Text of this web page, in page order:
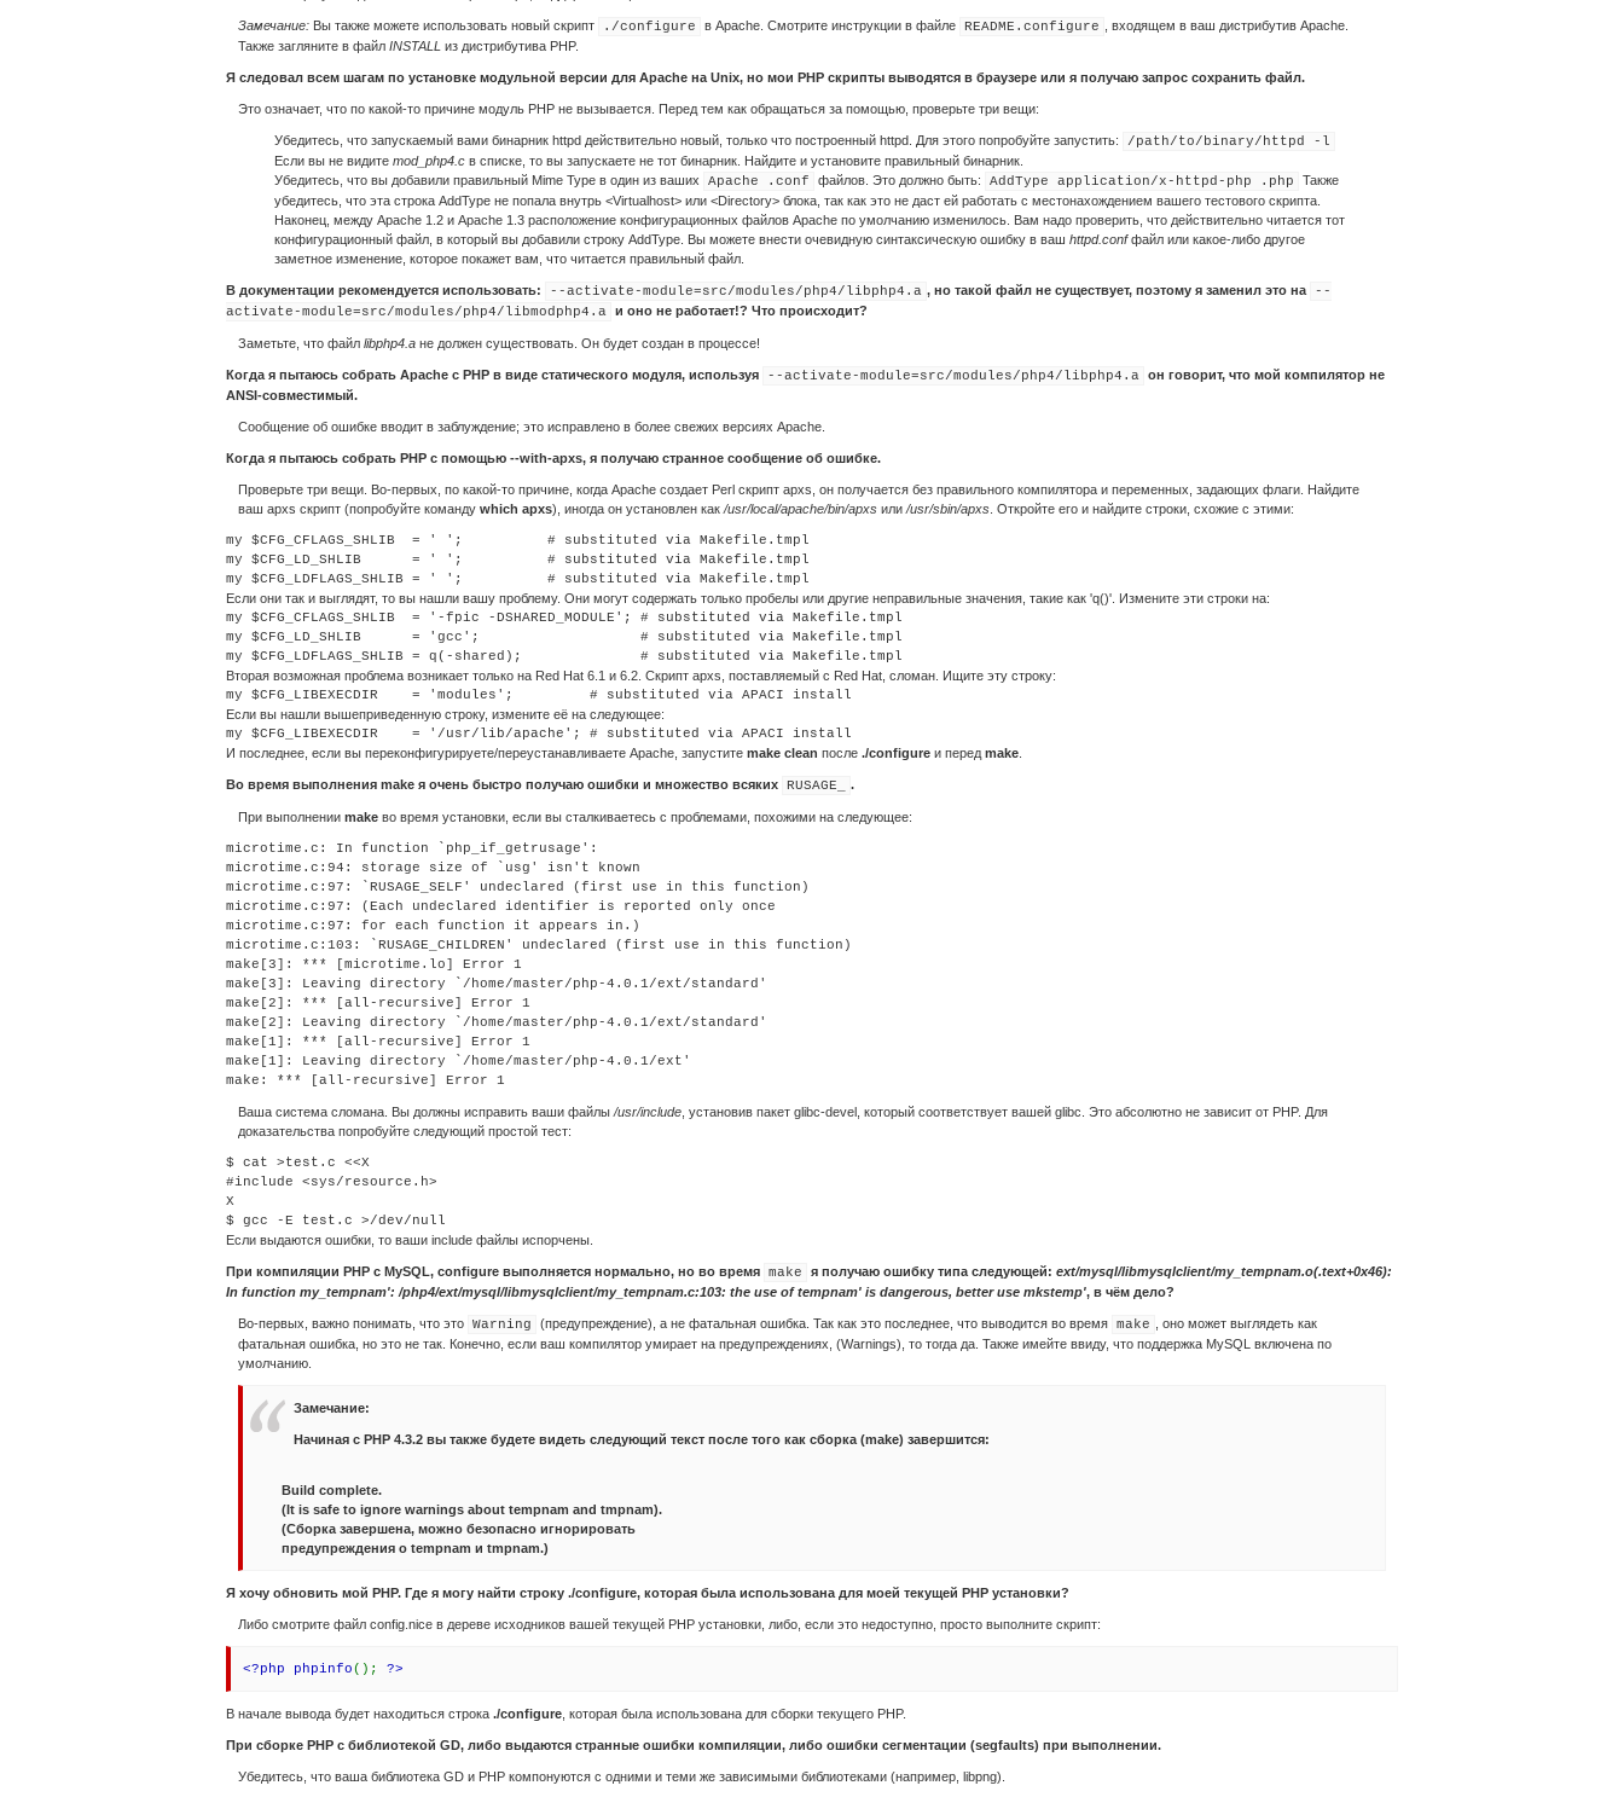
Замечание: Вы также можете использовать новый скрипт ./configure в Apache. Смотрите инструкции в файле README.configure
, входящем в ваш дистрибутив Apache.
Также загляните в файл INSTALL из дистрибутива PHP.
Я следовал всем шагам по установке модульной версии для Apache на Unix, но мои PHP скрипты выводятся в браузере или я получаю запрос сохранить файл.
Это означает, что по какой-то причине модуль PHP не вызывается. Перед тем как обращаться за помощью, проверьте три вещи:
Убедитесь, что запускаемый вами бинарник httpd действительно новый, только что построенный httpd. Для этого попробуйте запустить:
/path/to/binary/httpd -l
Если вы не видите mod_php4.c в списке, то вы запускаете не тот бинарник. Найдите и установите правильный бинарник.
Убедитесь, что вы добавили правильный Mime Type в один из ваших
Apache .conf файлов. Это должно быть: AddType application/x-httpd-php .php
Также
убедитесь, что эта строка AddType не попала внутрь <Virtualhost> или <Directory> блока, так как это не даст ей работать с местонахождением вашего тестового скрипта.
Наконец, между Apache 1.2 и Apache 1.3 расположение конфигурационных файлов Apache по умолчанию изменилось. Вам надо проверить, что действительно читается тот
конфигурационный файл, в который вы добавили строку AddType. Вы можете внести очевидную синтаксическую ошибку в ваш httpd.confфайл или какое-либо другое
заметное изменение, которое покажет вам, что читается правильный файл.
В документации рекомендуется использовать: --activate-module=src/modules/php4/libphp4.a , но такой файл не существует, поэтому я заменил это на
--
activate-module=src/modules/php4/libmodphp4.a и оно не работает!? Что происходит?
Заметьте, что файл libphp4.a не должен существовать. Он будет создан в процессе!
Когда я пытаюсь собрать Apache c PHP в виде статического модуля, используя --activate-module=src/modules/php4/libphp4.a он говорит, что мой компилятор не
ANSI-совместимый.
Сообщение об ошибке вводит в заблуждение; это исправлено в более свежих версиях Apache.
Когда я пытаюсь собрать PHP с помощью --with-apxs, я получаю странное сообщение об ошибке.
Проверьте три вещи. Во-первых, по какой-то причине, когда Apache создает Perl скрипт apxs, он получается без правильного компилятора и переменных, задающих флаги. Найдите
ваш apxs скрипт (попробуйте команду which apxs), иногда он установлен как /usr/local/apache/bin/apxs или /usr/sbin/apxs . Откройте его и найдите строки, схожие с этими:
my $CFG_CFLAGS_SHLIB  = ' ';          # substituted via Makefile.tmpl
my $CFG_LD_SHLIB      = ' ';          # substituted via Makefile.tmpl
Если они так и выглядят, то вы нашли вашу проблему. Они могут содержать только пробелы или другие неправильные значения, такие как 'q()'. Измените эти строки на:
my $CFG_CFLAGS_SHLIB  = '-fpic -DSHARED_MODULE'; # substituted via Makefile.tmpl
my $CFG_LD_SHLIB      = 'gcc';                   # substituted via Makefile.tmpl
Вторая возможная проблема возникает только на Red Hat 6.1 и 6.2. Скрипт apxs, поставляемый с Red Hat, сломан. Ищите эту строку:
Если вы нашли вышеприведенную строку, измените её на следующее:
И последнее, если вы переконфигурируете/переустанавливаете Apache, запустите make clean после ./configure и перед make
Во время выполнения make я очень быстро получаю ошибки и множество всяких RUSAGE_ .
При выполнении make во время установки, если вы сталкиваетесь с проблемами, похожими на следующее:
microtime.c: In function `php_if_getrusage':
microtime.c:94: storage size of `usg' isn't known
microtime.c:97: `RUSAGE_SELF' undeclared (first use in this function)
microtime.c:97: (Each undeclared identifier is reported only once
microtime.c:97: for each function it appears in.)
microtime.c:103: `RUSAGE_CHILDREN' undeclared (first use in this function)
make[3]: *** [microtime.lo] Error 1
make[3]: Leaving directory `/home/master/php-4.0.1/ext/standard'
make[2]: *** [all-recursive] Error 1
make[2]: Leaving directory `/home/master/php-4.0.1/ext/standard'
make[1]: *** [all-recursive] Error 1
make[1]: Leaving directory `/home/master/php-4.0.1/ext'
Ваша система сломана. Вы должны исправить ваши файлы /usr/include , установив пакет glibc-devel, который соответствует вашей glibc. Это абсолютно не зависит от PHP. Для
доказательства попробуйте следующий простой тест:
$ cat >test.c <<X
#include <sys/resource.h>
X
Если выдаются ошибки, то ваши include файлы испорчены.
При компиляции PHP с MySQL, configure выполняется нормально, но во время make я получаю ошибку типа следующей: ext/mysql/libmysqlclient/my_tempnam.o(.text+0x46):
In function my_tempnam': /php4/ext/mysql/libmysqlclient/my_tempnam.c:103: the use of tempnam' is dangerous, better use mkstemp', в чём дело?
Во-первых, важно понимать, что это Warning (предупреждение), а не фатальная ошибка. Так как это последнее, что выводится во время make
, оно может выглядеть как
фатальная ошибка, но это не так. Конечно, если ваш компилятор умирает на предупреждениях, (Warnings), то тогда да. Также имейте ввиду, что поддержка MySQL включена по
умолчанию.
Замечание:
Начиная с PHP 4.3.2 вы также будете видеть следующий текст после того как сборка (make) завершится:
Build complete.
(It is safe to ignore warnings about tempnam and tmpnam).
(Сборка завершена, можно безопасно игнорировать
предупреждения о tempnam и tmpnam.)
Я хочу обновить мой PHP. Где я могу найти строку ./configure, которая была использована для моей текущей PHP установки?
Либо смотрите файл config.nice в дереве исходников вашей текущей PHP установки, либо, если это недоступно, просто выполните скрипт:
<?php phpinfo(); ?>
В начале вывода будет находиться строка ./configure , которая была использована для сборки текущего PHP.
При сборке PHP с библиотекой GD, либо выдаются странные ошибки компиляции, либо ошибки сегментации (segfaults) при выполнении.
Убедитесь, что ваша библиотека GD и PHP компонуются с одними и теми же зависимыми библиотеками (например, libpng).